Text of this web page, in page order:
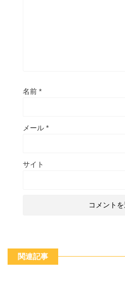
名前 *
メール *
サイト
関連記事